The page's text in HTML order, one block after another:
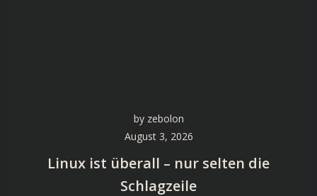
by zebolon
August 3, 2026
Linux ist überall – nur selten die
Schlagzeile